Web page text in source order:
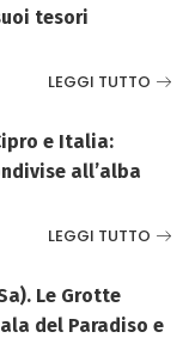
tesori
LEGGI TUTTO
e Italia:
all’alba
LEGGI TUTTO
Le Grotte
del Paradiso e